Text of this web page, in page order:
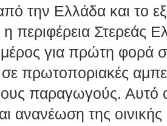
την Ελλάδα και το
περιφέρεια Στερεάς
για πρώτη φορά
πρωτοποριακές
παραγωγούς. Αυτό
ανανέωση της